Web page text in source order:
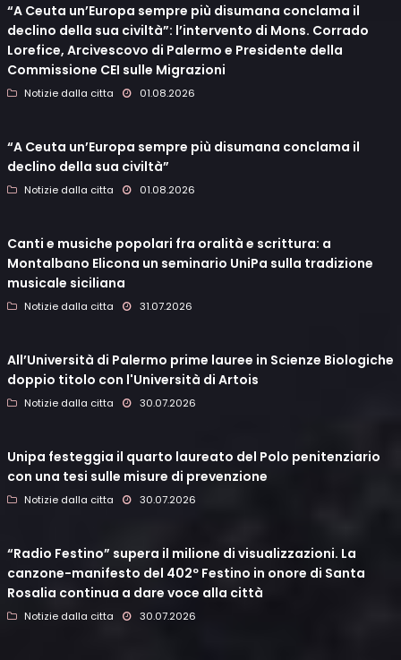
“A Ceuta un’Europa sempre più disumana conclama il
declino della sua civiltà”: l’intervento di Mons. Corrado
Lorefice, Arcivescovo di Palermo e Presidente della
Commissione CEI sulle Migrazioni
Notizie dalla citta 01.08.2026
“A Ceuta un’Europa sempre più disumana conclama il
declino della sua civiltà”
Notizie dalla citta 01.08.2026
Canti e musiche popolari fra oralità e scrittura: a
Montalbano Elicona un seminario UniPa sulla tradizione
musicale siciliana
Notizie dalla citta 31.07.2026
All’Università di Palermo prime lauree in Scienze Biologiche
doppio titolo con l'Università di Artois
Notizie dalla citta 30.07.2026
Unipa festeggia il quarto laureato del Polo penitenziario
con una tesi sulle misure di prevenzione
Notizie dalla citta 30.07.2026
“Radio Festino” supera il milione di visualizzazioni. La
canzone-manifesto del 402º Festino in onore di Santa
Rosalia continua a dare voce alla città
Notizie dalla citta 30.07.2026